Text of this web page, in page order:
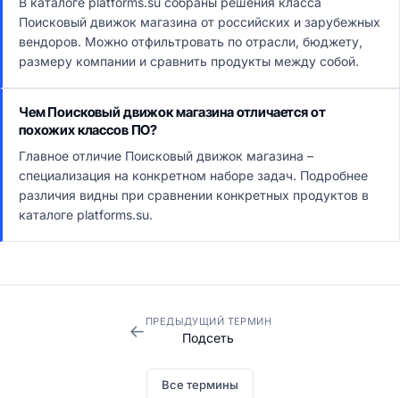
Поисковый движок магазина от российских и зарубежных
вендоров. Можно отфильтровать по отрасли, бюджету,
размеру компании и сравнить продукты между собой.
Чем Поисковый движок магазина отличается от
похожих классов ПО?
Главное отличие Поисковый движок магазина –
специализация на конкретном наборе задач. Подробнее
различия видны при сравнении конкретных продуктов в
каталоге platforms.su.
← ПРЕДЫДУЩИЙ ТЕРМИН
Подсеть
Все термины